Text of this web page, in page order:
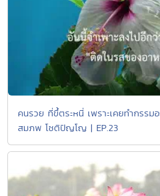
คนรวย ที่ขึ้ตระหนี่ เพราะเคยทำกรรม
สมภพ โชติปัญโญ | EP.23